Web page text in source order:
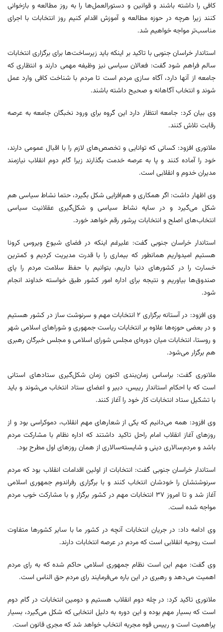
کافی را داشته باشند و قوانین و دستورالعمل‌ها را به روز مطالعه و بازخوانی
کنند زیرا هرچه در حوزه مطالعه و آموزش اقدام کنیم روز انتخابات با اجرای
مناسب‌تر مواجه خواهیم شد.
استاندار خراسان جنوبی با تاکید بر اینکه باید زیرساخت‌ها برای برگزاری انتخابات
سالم فراهم شود گفت: فعالان سیاسی نیز وظیفه مهمی دارند و انتظاری که
جامعه از آنها دارد، آگاه سازی مردم است تا مردم با شناخت کافی وارد عمل
شوند و انتخاب آگاهانه و صحیح داشته باشند.
وی بیان کرد: جامعه انتظار دارد این گروه برای ورود نخبگان جامعه به عرصه
رقابت تلاش کنند.
ملانوری افزود: کسانی که توانایی و تخصص‌های لازم را با اقبال عمومی دارند،
خود را آماده کنند و پا به عرصه خدمت بگذارند زیرا گام دوم انقلاب نیازمند
مدیران خدوم و انقلابی است.
وی اظهار داشت: اگر همکاری و هم‌افزایی شکل بگیرد، حتما نشاط سیاسی هم
شکل می‌گیرد و در سایه نشاط سیاسی و شکل‌گیری عقلانیت سیاسی
انتخاب‌های اصلح و انتخابات پرشور رقم خواهد خورد.
استاندار خراسان جنوبی گفت: علیرغم اینکه در فضای شیوع ویروس کرونا
هستیم امیدواریم همانطور که بیماری را با قدرت مدیریت کردیم و کمترین
خسارت را در کشورهای دنیا داریم، بتوانیم با حفظ سلامت مردم را پای
صندوق‌ها بیاوریم و نتیجه برای اداره امور کشور طبق خواسته خداوند انجام
شود.
وی افزود: در آستانه برگزاری ۲ انتخابات مهم و سرنوشت ساز در کشور هستیم
و در بعضی حوزه‌ها علاوه بر انتخابات ریاست جمهوری و شوراهای اسلامی شهر
و روستا، انتخابات میان دوره‌ای مجلس شورای اسلامی و مجلس خبرگان رهبری
هم برگزار می‌شود.
ملانوری گفت: براساس زمان‌بندی اکنون زمان شکل‌گیری ستادهای استانی
است که با احکام استاندار رییس، دبیر و اعضای ستاد انتخاب می‌شوند و باید
با تشکیل ستاد انتخابات کار خود را آغاز کنند.
وی افزود: همه می‌دانیم که یکی از شعارهای مهم انقلاب، دموکراسی بود و از
روزهای آغاز انقلاب امام راحل تاکید داشتند که اداره نظام با مشارکت مردم
باشد و مردم‌سالاری دینی و شایسته‌سالاری از همان روزهای اول مطرح بود.
استاندار خراسان جنوبی گفت: انتخابات از اولین اقدامات انقلاب بود که مردم
سرنوشتشان را خودشان انتخاب کنند و با برگزاری رفراندوم جمهوری اسلامی
آغاز شد و تا امروز ۳۷ انتخابات مهم در کشور برگزار و با مشارکت خوب مردم
مواجه شده است.
وی ادامه داد: در جریان انتخابات آنچه در کشور ما با سایر کشورها متفاوت
است روحیه انقلابی است که مردم در عرصه انتخابات دارند.
وی گفت: مهم این است نظام جمهوری اسلامی حاکم شده که به رای مردم
اهمیت می‌دهد و رهبری در این باره می‌فرمایند رای مردم حق الناس است.
ملانوری تاکید کرد: در چله دوم انقلاب هستیم و دومین انتخابات در گام دوم
است که بسیار مهم بوده و این دوره به دلیل انتخابی که شکل می‌گیرد، بسیار
پراهمیت است و رییس قوه مجریه انتخاب خواهد شد که مجری قانون است.